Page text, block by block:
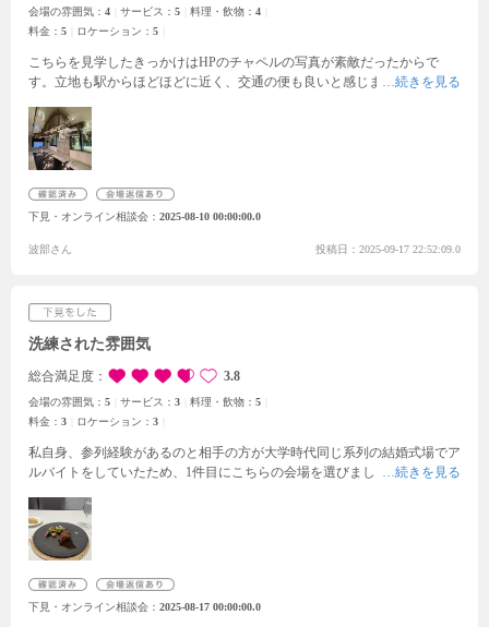
会場の雰囲気： 4 サービス： 5 料理・飲物： 4
料金： 5 ロケーション： 5
こちらを見学したきっかけはHPのチャペルの写真が素敵だったからで
す。立地も駅からほどほどに近く、交通の便も良いと感じました。 敷地に
の掲示も。建物内に入って説明を受けたテーブルの上にも名前入りのメッ
セージが用意されており、細やかな心遣いに嬉しくなりました。
場の見学では、ゲストを迎え入れるお部屋、男女着替え部屋、両家控室、
た。楽しみにしていたチャペルの見学では、しめきった扉が開いた瞬間光
に包まれ、バージンロードの先には彼氏が待っている……といった演出
ことなど、おもてなしが素晴らしい式場でした。
下見・オンライン相談会 2025-08-10 00:00:00.0
波部さん 投稿日：2025-09-17 22:52:09.0
洗練された雰囲気
総合満足度 3.8
会場の雰囲気： 5 サービス： 3 料理・飲物： 5
料金： 3 ロケーション： 3
私自身、参列経験があるのと相手の方が大学時代同じ系列の結婚式場でア
ルバイトをしていたため、1件目にこちらの会場を選びました。披露宴会
動しました。チャペルや披露宴会場は綺麗で自然光が入るとより綺麗でし
た。ただ、雨天の時を考えると少し残念になるな、と感じました。
担当してくださったスタッフの方の押しが強かったのとスタッフさんのお
てくださいというような押しの強さに少し驚き、引いてしまったところは
あります。 会場や待合室等は申し分なく綺麗で気遣いもされているように
下見・オンライン相談会 2025-08-17 00:00:00.0